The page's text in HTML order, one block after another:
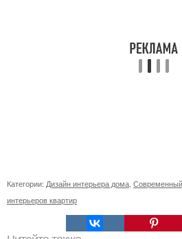
Категории: Дизайн интерьера дома
интерьеров квартир